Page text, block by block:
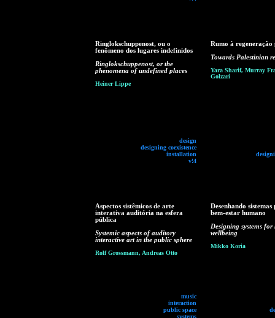
Ringlokschuppenost, ou o
fenômeno dos lugares indefinidos
Ringlokschuppenost, or the
phenomena of undefined places
Heiner Lippe
design
designing coexistence
installation
v!4
Rumo à regeneração
Towards Palestinian
Yara Sharif, Murray
Golzari
Aspectos sistêmicos de arte
interativa auditória na esfera
pública
Systemic aspects of auditory
interactive art in the public sphere
Rolf Grossmann, Andreas Otto
music
interaction
public space
systems
Desenhando sistemas
bem-estar humano
Designing systems for
wellbeing
Mikko Koria